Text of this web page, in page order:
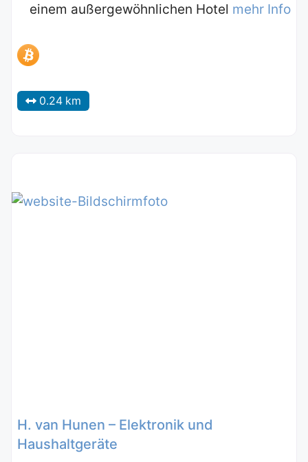
einem außergewöhnlichen Hotel mehr Info
0.24 km
H. van Hunen – Elektronik und
Haushaltgeräte